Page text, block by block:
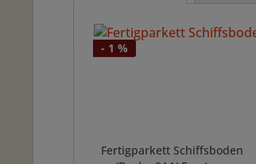
- 1 %
Fertigparkett Schiffsboden